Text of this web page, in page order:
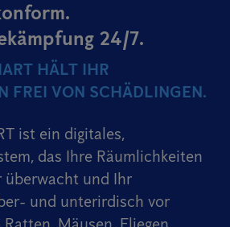
24/7.
HÄLT IHR
FREI VON SCHÄDLINGEN.
ist ein digitales,
das Ihre Räumlichkeiten
überwacht und Ihr
und unterirdisch vor